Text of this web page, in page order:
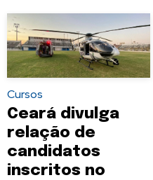
Cursos
Ceará divulga
relação de
candidatos
inscritos no